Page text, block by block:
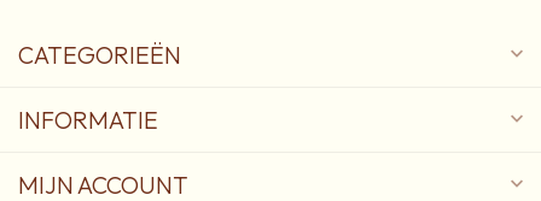
CATEGORIEËN
INFORMATIE
MIJN ACCOUNT